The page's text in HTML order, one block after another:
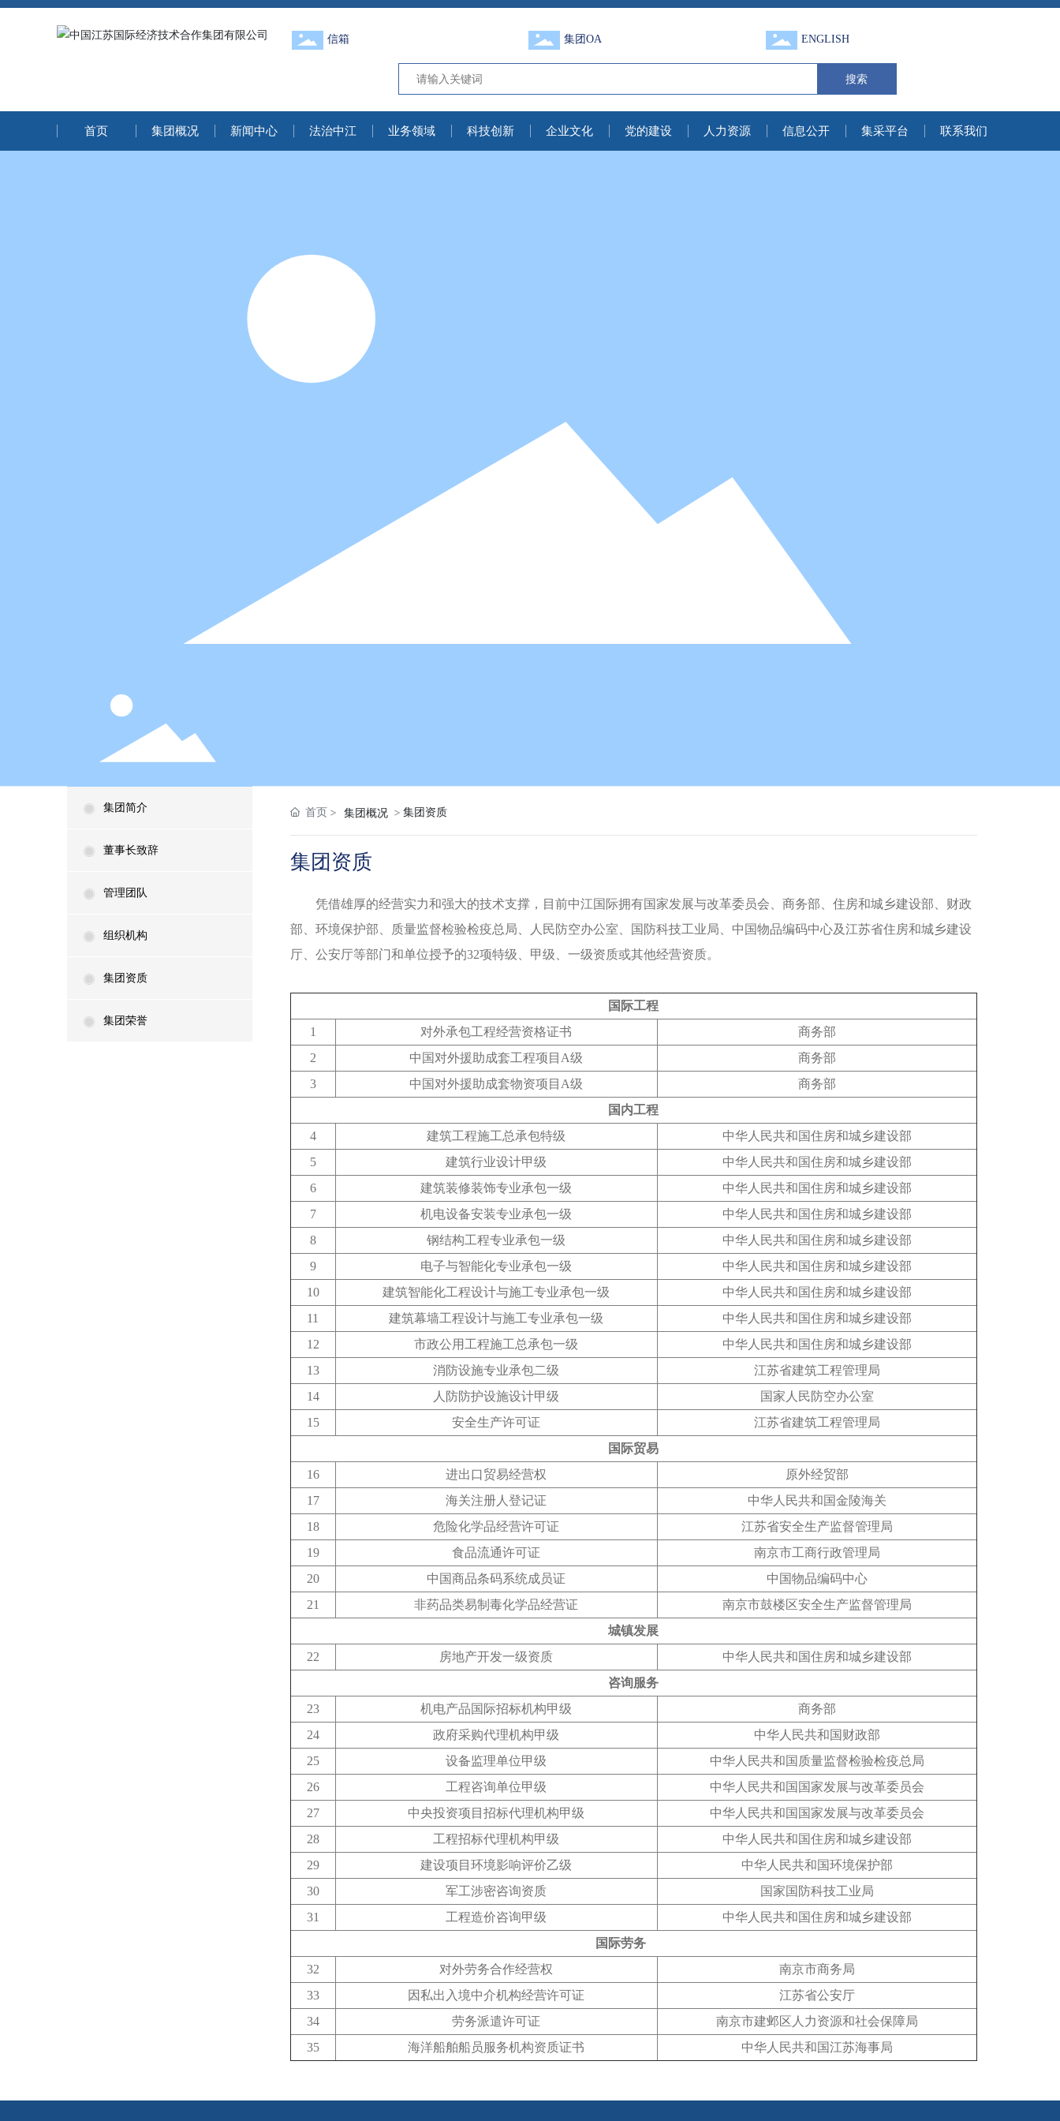
信箱 集团OA ENGLISH
搜索
首页 集团概况 新闻中心 法治中江 业务领域 科技创新 企业文化 党的建设 人力资源 信息公开 集采平台 联系我们
集团简介
董事长致辞
管理团队
组织机构
集团资质
集团荣誉
首页 集团概况 集团资质
集团资质
凭借雄厚的经营实力和强大的技术支撑，目前中江国际拥有国家发展与改革委员会、商务部、住房和城乡建设部、财政
部、环境保护部、质量监督检验检疫总局、人民防空办公室、国防科技工业局、中国物品编码中心及江苏省住房和城乡建设
厅、公安厅等部门和单位授予的32项特级、甲级、一级资质或其他经营资质。
国际工程
1
对外承包工程经营资格证书
商务部
2
中国对外援助成套工程项目A级
商务部
3
中国对外援助成套物资项目A级
商务部
国内工程
4
建筑工程施工总承包特级
中华人民共和国住房和城乡建设部
5
建筑行业设计甲级
中华人民共和国住房和城乡建设部
6
建筑装修装饰专业承包一级
中华人民共和国住房和城乡建设部
7
机电设备安装专业承包一级
中华人民共和国住房和城乡建设部
8
钢结构工程专业承包一级
中华人民共和国住房和城乡建设部
9
电子与智能化专业承包一级
中华人民共和国住房和城乡建设部
10
建筑智能化工程设计与施工专业承包一级
中华人民共和国住房和城乡建设部
11
建筑幕墙工程设计与施工专业承包一级
中华人民共和国住房和城乡建设部
12
市政公用工程施工总承包一级
中华人民共和国住房和城乡建设部
13
消防设施专业承包二级
江苏省建筑工程管理局
14
人防防护设施设计甲级
国家人民防空办公室
15
安全生产许可证
江苏省建筑工程管理局
国际贸易
16
进出口贸易经营权
原外经贸部
17
海关注册人登记证
中华人民共和国金陵海关
18
危险化学品经营许可证
江苏省安全生产监督管理局
19
食品流通许可证
南京市工商行政管理局
20
中国商品条码系统成员证
中国物品编码中心
21
非药品类易制毒化学品经营证
南京市鼓楼区安全生产监督管理局
城镇发展
22
房地产开发一级资质
中华人民共和国住房和城乡建设部
咨询服务
23
机电产品国际招标机构甲级
商务部
24
政府采购代理机构甲级
中华人民共和国财政部
25
设备监理单位甲级
中华人民共和国质量监督检验检疫总局
26
工程咨询单位甲级
中华人民共和国国家发展与改革委员会
27
中央投资项目招标代理机构甲级
中华人民共和国国家发展与改革委员会
28
工程招标代理机构甲级
中华人民共和国住房和城乡建设部
29
建设项目环境影响评价乙级
中华人民共和国环境保护部
30
军工涉密咨询资质
国家国防科技工业局
31
工程造价咨询甲级
中华人民共和国住房和城乡建设部
国际劳务
32
对外劳务合作经营权
南京市商务局
33
因私出入境中介机构经营许可证
江苏省公安厅
34
劳务派遣许可证
南京市建邺区人力资源和社会保障局
35
海洋船舶船员服务机构资质证书 中华人民共和国江苏海事局